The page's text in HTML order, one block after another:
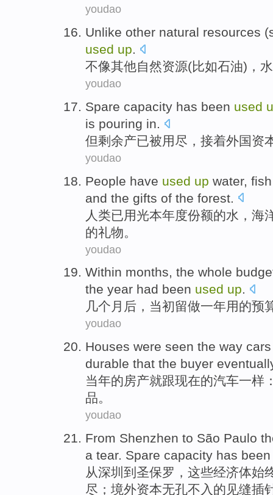
youdao
Unlike other natural resources (
used up.
不像其他自然资源(比如石油)， 水
youdao
Spare capacity has been used
is pouring in.
但剩余产已被用尽 ，接着外国资
youdao
People have used up water, fish
and the gifts of the forest
人类已用光本年度份额的水 ， 海
的礼物 。
youdao
Within months, the whole
the year had been used up.
几个 月后， 当初留做一年用的预
youdao
Houses were seen the way cars
durable that the buyer
当年的房产就跟现在的汽车一样
品。
youdao
From Shenzhen to São Paulo
a tear. Spare capacity has been
从深圳 到 圣保罗， 这些经济体始
尽；境外资本无孔不入的见缝插